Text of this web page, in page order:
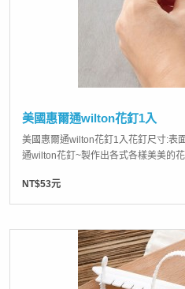
美國惠爾通wilton花釘1入
美國惠爾通wilton花釘1入花釘尺寸:表
通wilton花釘~製作出各式各樣美美的
NT$53元